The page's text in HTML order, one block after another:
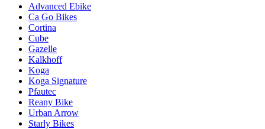
Advanced Ebike
Ca Go Bikes
Cortina
Cube
Gazelle
Kalkhoff
Koga
Koga Signature
Pfautec
Reany Bike
Urban Arrow
Starly Bikes